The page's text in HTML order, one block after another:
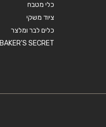
כלי מטבח
ציוד משקי
כלים לבר ומלצר
BAKER'S SECRET